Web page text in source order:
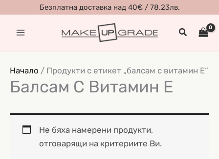
content
Безплатна доставка над 40€ / 78.23лв.
Search
Начало / Продукти с етикет „балсам с витамин E“
Балсам С Витамин E
Не бяха намерени продукти,
отговарящи на критериите Ви.